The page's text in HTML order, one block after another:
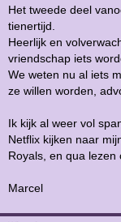
r
c
h
t
Het tweede deel
tienertijd.
Heerlijk en
vriendschap iets
We weten nu al iets
ze willen worden,
Ik kijk al weer vol
Netflix kijken naar
Royals, en qua lezen
Marcel